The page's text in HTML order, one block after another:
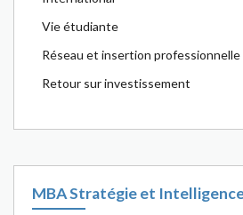
Vie étudiante
Réseau et insertion professionnelle
Retour sur investissement
MBA Stratégie et